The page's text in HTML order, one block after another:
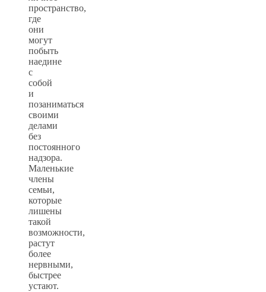
пространство,
где
они
могут
побыть
наедине
с
собой
и
позаниматься
своими
делами
без
постоянного
надзора.
Маленькие
члены
семьи,
которые
лишены
такой
возможности,
растут
более
нервными,
быстрее
устают.